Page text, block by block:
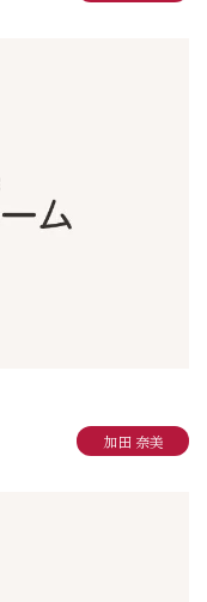
加田 奈美